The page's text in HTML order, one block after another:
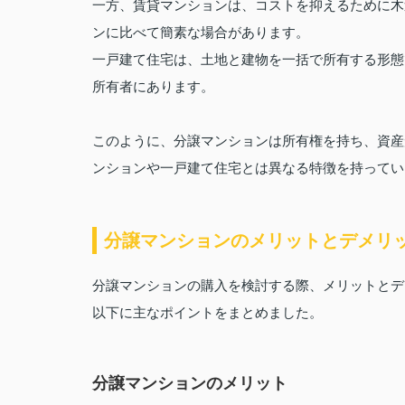
一方、賃貸マンションは、コストを抑えるために
ンに比べて簡素な場合があります。
一戸建て住宅は、土地と建物を一括で所有する形
所有者にあります。
このように、分譲マンションは所有権を持ち、資
ンションや一戸建て住宅とは異なる特徴を持って
分譲マンションのメリットとデメリ
分譲マンションの購入を検討する際、メリットと
以下に主なポイントをまとめました。
分譲マンションのメリット